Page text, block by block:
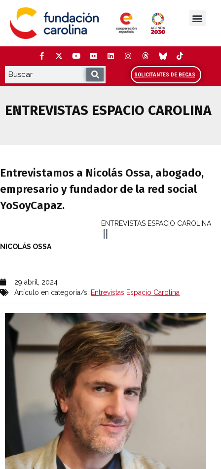
contenido
SOLICITANTES DE BECAS
ENTREVISTAS ESPACIO CAROLINA
Entrevistamos a Nicolás Ossa, abogado,
empresario y fundador de la red social
YoSoyCapaz.
ENTREVISTAS ESPACIO CAROLINA
NICOLÁS OSSA
29 abril, 2024
Artículo en categoría/s: Entrevistas Espacio Carolina